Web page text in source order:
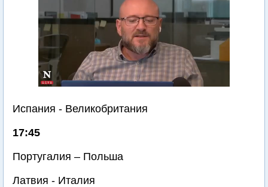
Испания - Великобритания
17:45
Португалия – Польша
Латвия - Италия